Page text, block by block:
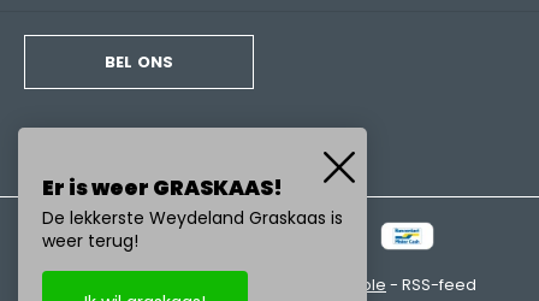
BEL ONS
emarkable - RSS-feed
Er is weer GRASKAAS!
De lekkerste Weydeland Graskaas is
weer terug!